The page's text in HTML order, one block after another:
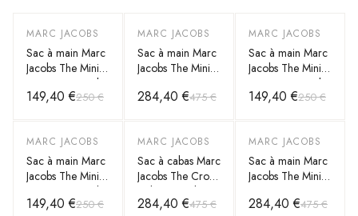
-40%
MARC JACOBS
Sac à main Marc
Jacobs The Mini
Tote Bag en toile
149,40 €250 €
-40%
MARC JACOBS
Sac à main Marc
Jacobs The Mini
grainé
284,40 €475 €
-40%
MARC JACOBS
Sac à main Marc
Jacobs The Mini
Tote Bag en toile
149,40 €250 €
-40%
MARC JACOBS
Sac à main Marc
Jacobs The Mini
Tote Bag en toile
149,40 €250 €
-40%
MARC JACOBS
Sac à cabas Marc
Jacobs The Croc
à design embossé
284,40 €475 €
-40%
MARC JACOBS
Sac à main Marc
Jacobs The Mini
grainé
284,40 €475 €